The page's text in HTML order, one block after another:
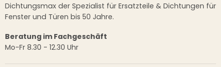
Dichtungsmax der Spezialist für Ersatzteile & Dichtungen für
Fenster und Türen bis 50 Jahre.
Beratung im Fachgeschäft
Mo-Fr 8.30 - 12.30 Uhr